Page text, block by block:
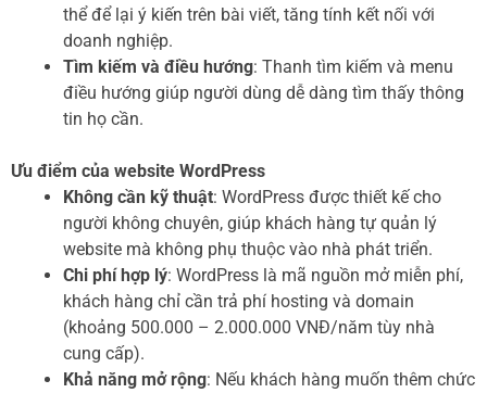
thể để lại ý kiến trên bài viết, tăng tính kết nối với
doanh nghiệp.
Tìm kiếm và điều hướng: Thanh tìm kiếm và menu
điều hướng giúp người dùng dễ dàng tìm thấy thông
tin họ cần.
Ưu điểm của website WordPress
Không cần kỹ thuật: WordPress được thiết kế cho
người không chuyên, giúp khách hàng tự quản lý
website mà không phụ thuộc vào nhà phát triển.
Chi phí hợp lý: WordPress là mã nguồn mở miễn phí,
khách hàng chỉ cần trả phí hosting và domain
(khoảng 500.000 – 2.000.000 VNĐ/năm tùy nhà
cung cấp).
Khả năng mở rộng: Nếu khách hàng muốn thêm chức